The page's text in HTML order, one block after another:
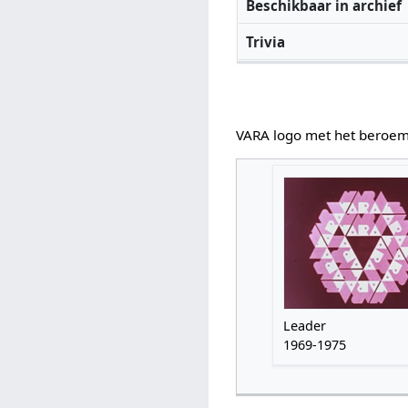
Beschikbaar in archief
Trivia
VARA logo met het
Leader
1969-1975